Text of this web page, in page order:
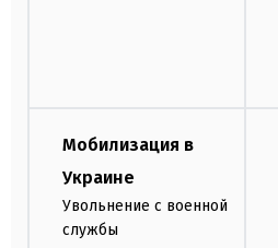
Мобилизация в
Украине
Увольнение с военной
службы